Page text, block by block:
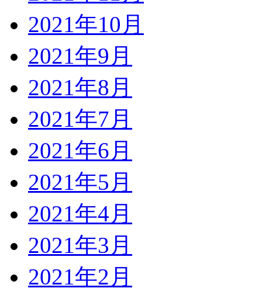
2021年10月
2021年9月
2021年8月
2021年7月
2021年6月
2021年5月
2021年4月
2021年3月
2021年2月